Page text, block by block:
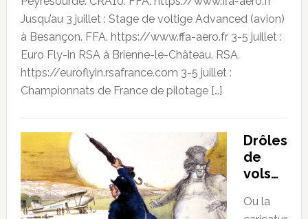
Jusqu’au 3 juillet : Stage de voltige Advanced (avion)
à Besançon. FFA. https://www.ffa-aero.fr 3-5 juillet :
Euro Fly-in RSA à Brienne-le-Château. RSA.
https://euroflyin.rsafrance.com 3-5 juillet :
Championnats de France de pilotage […]
Drôles
de
vols…
Ou la